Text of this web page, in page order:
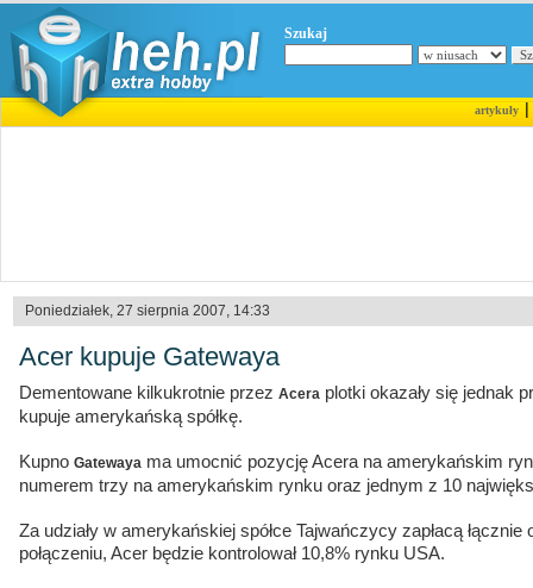
Szukaj
artykuły|
Poniedziałek, 27 sierpnia 2007, 14:33
Acer kupuje Gatewaya
Dementowane kilkukrotnie przez Acera plotki okazały się jednak
kupuje amerykańską spółkę.
Kupno Gatewaya ma umocnić pozycję Acera na amerykańskim
numerem trzy na amerykańskim rynku oraz jednym z 10
Za udziały w amerykańskiej spółce Tajwańczycy zapłacą łącznie
połączeniu, Acer będzie kontrolował 10,8% rynku USA.